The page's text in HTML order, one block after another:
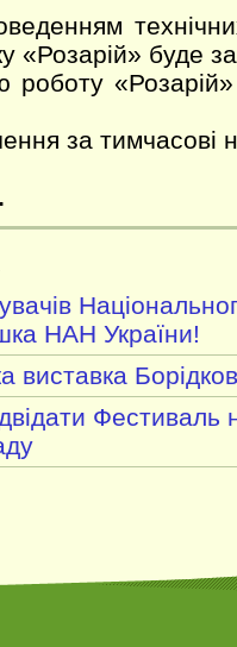
«Розарій» буде
роботу
за тимчасові
НАН України!
виставка
Фестиваль